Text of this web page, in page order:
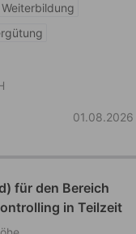
01.08.2026
für den Bereich
in Teilzeit